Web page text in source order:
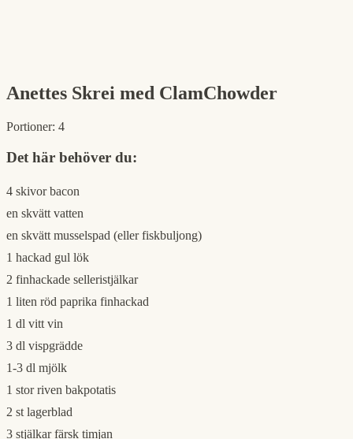
Anettes Skrei med ClamChowder
Portioner: 4
Det här behöver du:
4 skivor bacon
en skvätt vatten
en skvätt musselspad (eller fiskbuljong)
1 hackad gul lök
2 finhackade selleristjälkar
1 liten röd paprika finhackad
1 dl vitt vin
3 dl vispgrädde
1-3 dl mjölk
1 stor riven bakpotatis
2 st lagerblad
3 stjälkar färsk timjan